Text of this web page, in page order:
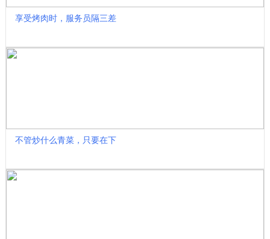
享受烤肉时，服务员隔三差
不管炒什么青菜，只要在下